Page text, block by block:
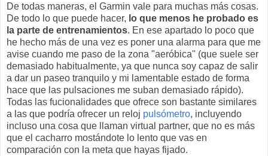
De todas maneras, el Garmin vale para muchas más cosas.
De todo lo que puede hacer, lo que menos he probado es
la parte de entrenamientos. En ese apartado lo poco que
he hecho más de una vez es poner una alarma para que me
avise cuando me paso de la zona "aeróbica" (que suele ser
demasiado habitualmente, ya que nunca soy capaz de salir
a dar un paseo tranquilo y mi lamentable estado de forma
hace que las pulsaciones me suban demasiado rápido).
Todas las fucionalidades que ofrece son bastante similares
a las que podría ofrecer un reloj pulsómetro, incluyendo
incluso una cosa que llaman virtual partner, que no es más
que el cacharro mostándote lo lento que vas en
comparación con la meta que hayas fijado.